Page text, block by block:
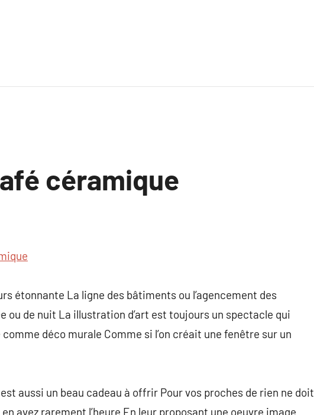
céramique
étonnante La ligne des bâtiments ou l’agencement des
ou de nuit La illustration d’art est toujours un spectacle qui
déco murale Comme si l’on créait une fenêtre sur un
aussi un beau cadeau à offrir Pour vos proches de rien ne doit
avez rarement l’heure En leur proposant une oeuvre image